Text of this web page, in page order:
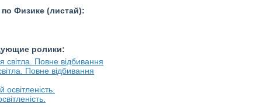
Физике (листай):
ролики:
Повне відбивання